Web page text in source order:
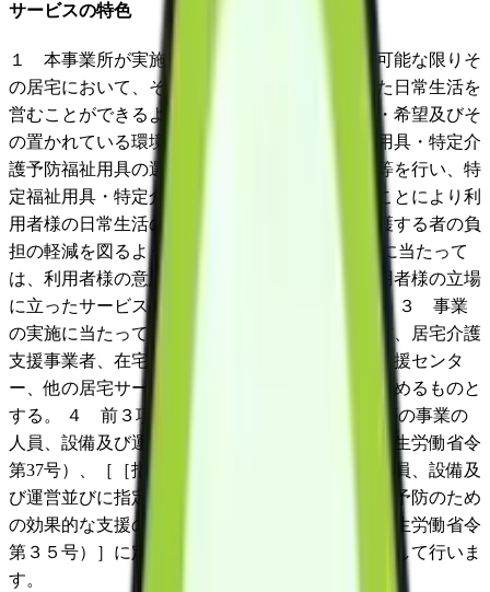
サービスの特色
１ 本事業所が実施する事業は、その利用者が可能な限りそ
の居宅において、その有する能力に応じ自立した日常生活を
営むことができるよう、利用者様の心身の状況・希望及びそ
の置かれている環境を踏まえた適切な特定福祉用具・特定介
護予防福祉用具の選定の援助・取り付け・調整等を行い、特
定福祉用具・特定介護予防福祉用具を販売することにより利
用者様の日常生活の便宜を図り、利用者様を介護する者の負
担の軽減を図るよう行います。 ２ 事業の実施に当たって
は、利用者様の意思及び人格を尊重し、常に利用者様の立場
に立ったサービスの提供に努めるよう行います。 ３ 事業
の実施に当たっては、利用者の所在する市区町村、居宅介護
支援事業者、在宅介護支援センター、地域包括支援センタ
ー、他の居宅サービスを提供する者との連携に努めるものと
する。 ４ 前３項のほか、「指定居宅サービス等の事業の
人員、設備及び運営に関する基準」（平成18年厚生労働省令
第37号）、［［指定介護予防サービスの事業の人員、設備及
び運営並びに指定介護予防サービス等に係る介護予防のため
の効果的な支援の方法に関する基準］（１８年厚生労働省令
第３５号）］に定める内容を遵守し、事業を実施して行いま
す。